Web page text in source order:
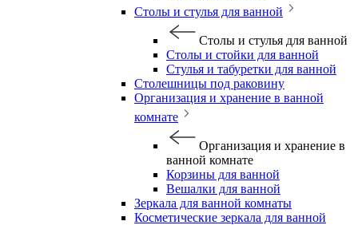
Столы и стулья для ванной
Столы и стулья для ванной
Столы и стойки для ванной
Стулья и табуретки для ванной
Столешницы под раковину
Организация и хранение в ванной
комнате
Организация и хранение в
ванной комнате
Корзины для ванной
Вешалки для ванной
Зеркала для ванной комнаты
Косметические зеркала для ванной